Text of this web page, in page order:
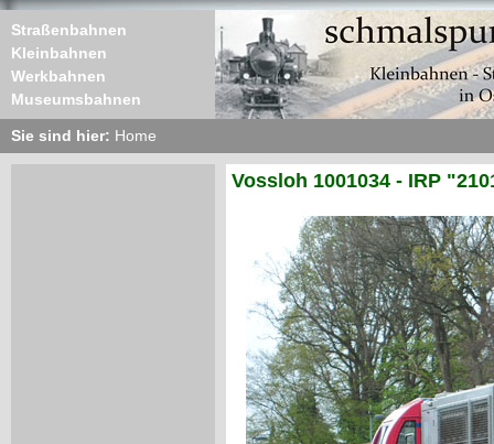
Straßenbahnen
Kleinbahnen
Werkbahnen
Museumsbahnen
Sie sind hier: Home
Vossloh 1001034 - IRP